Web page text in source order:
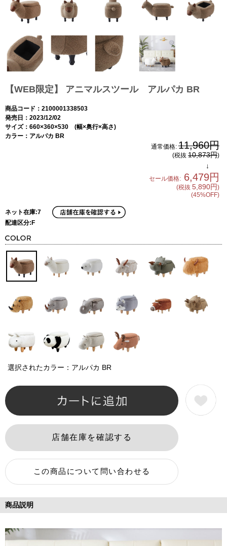
【WEB限定】 アニマルスツール アルパカ BR
商品コード：2100001338503
発売日：2023/12/02
サイズ：660×360×530 (幅×奥行×高さ)
カラー：アルパカ BR
通常価格: 11,960円
(税抜 10,873円)
↓
セール価格: 6,479円
(税抜 5,890円)
(45%OFF)
ネット在庫:7
配達区分:F
選択されたカラー：アルパカ BR
商品説明